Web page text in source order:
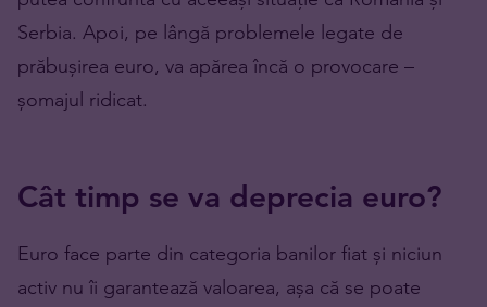
Serbia. Apoi, pe lângă problemele legate de
prăbușirea euro, va apărea încă o provocare –
șomajul ridicat.
Cât timp se va deprecia euro?
Euro face parte din categoria banilor fiat și niciun
activ nu îi garantează valoarea, așa că se poate